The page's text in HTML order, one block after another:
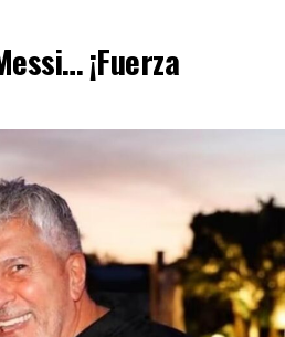
¡Fuerza